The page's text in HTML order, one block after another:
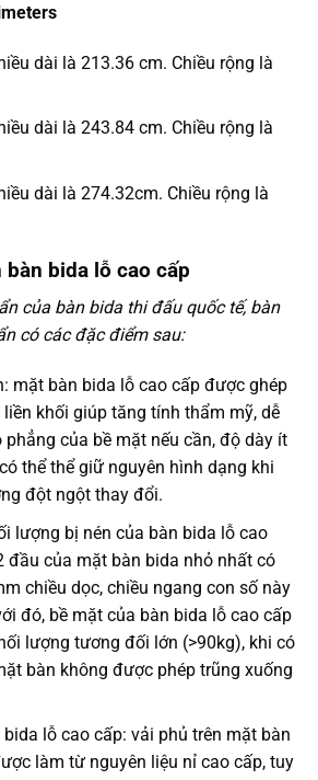
dài là 213.36 cm. Chiều rộng là
dài là 243.84 cm. Chiều rộng là
dài là 274.32cm. Chiều rộng là
bida lỗ cao cấp
của bàn bida thi đấu quốc tế, bàn
có các đặc điểm sau:
mặt bàn bida lỗ cao cấp được ghép
khối giúp tăng tính thẩm mỹ, dễ
của bề mặt nếu cần, độ dày ít
thể thể giữ nguyên hình dạng khi
đột ngột thay đổi.
lượng bị nén của bàn bida lỗ cao
đầu của mặt bàn bida nhỏ nhất có
chiều dọc, chiều ngang con số này
đó, bề mặt của bàn bida lỗ cao cấp
lượng tương đối lớn (>90kg), khi có
bàn không được phép trũng xuống
lỗ cao cấp: vải phủ trên mặt bàn
làm từ nguyên liệu nỉ cao cấp, tuy